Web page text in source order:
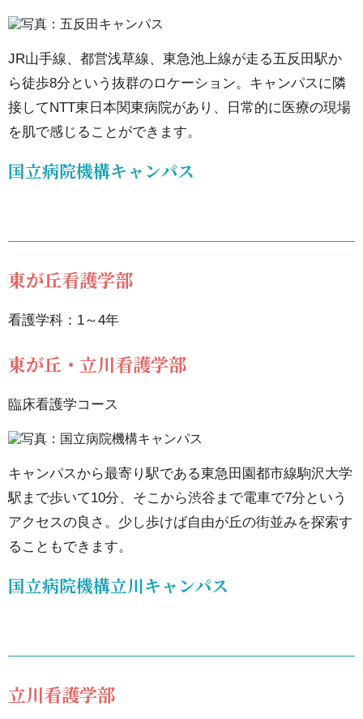
医療
学部
6.
五
田
パ
6.1.
医療
学部
7.
国
立
病
院
構
パ
JR山手線、都営浅草線、東急池上線が走る五反田駅か
ら徒歩8分という抜群のロケーション。キャンパスに隣
接してNTT東日本関東病院があり、日常的に医療の現場
を肌で感じることができます。
国立病院機構キャンパス
東が丘看護学部
看護学科：1～4年
東が丘・立川看護学部
臨床看護学コース
キャンパスから最寄り駅である東急田園都市線駒沢大学
駅まで歩いて10分、そこから渋谷まで電車で7分という
アクセスの良さ。少し歩けば自由が丘の街並みを探索す
ることもできます。
国立病院機構立川キャンパス
立川看護学部